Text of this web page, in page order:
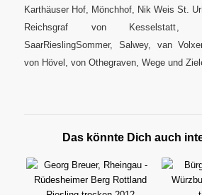
Karthäuser Hof, Mönchhof, Nik Weis St.
Reichsgraf von Kesselstatt,
SaarRieslingSommer, Salwey, van
von Hövel , von Othegraven, Wege und
Das könnte Dich auch